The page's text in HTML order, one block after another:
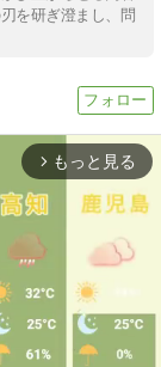
を研ぎ澄まし、問
arrow_forward_ios もっと見る